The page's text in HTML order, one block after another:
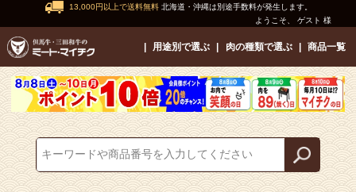
13,000円以上で送料無料 北海道・沖縄は別途手数料が発生します。
ようこそ、 ゲスト 様
用途別で選ぶ 肉の種類で選ぶ 商品一覧